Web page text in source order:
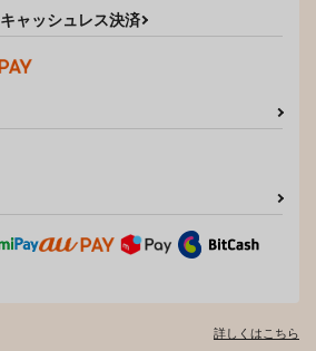
キャッシュレス決済
詳しくはこちら